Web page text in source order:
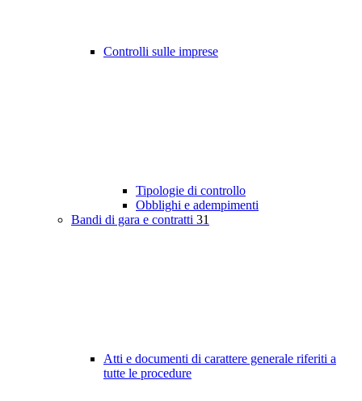
Controlli sulle imprese
Tipologie di controllo
Obblighi e adempimenti
Bandi di gara e contratti 31
Atti e documenti di carattere generale riferiti a
tutte le procedure